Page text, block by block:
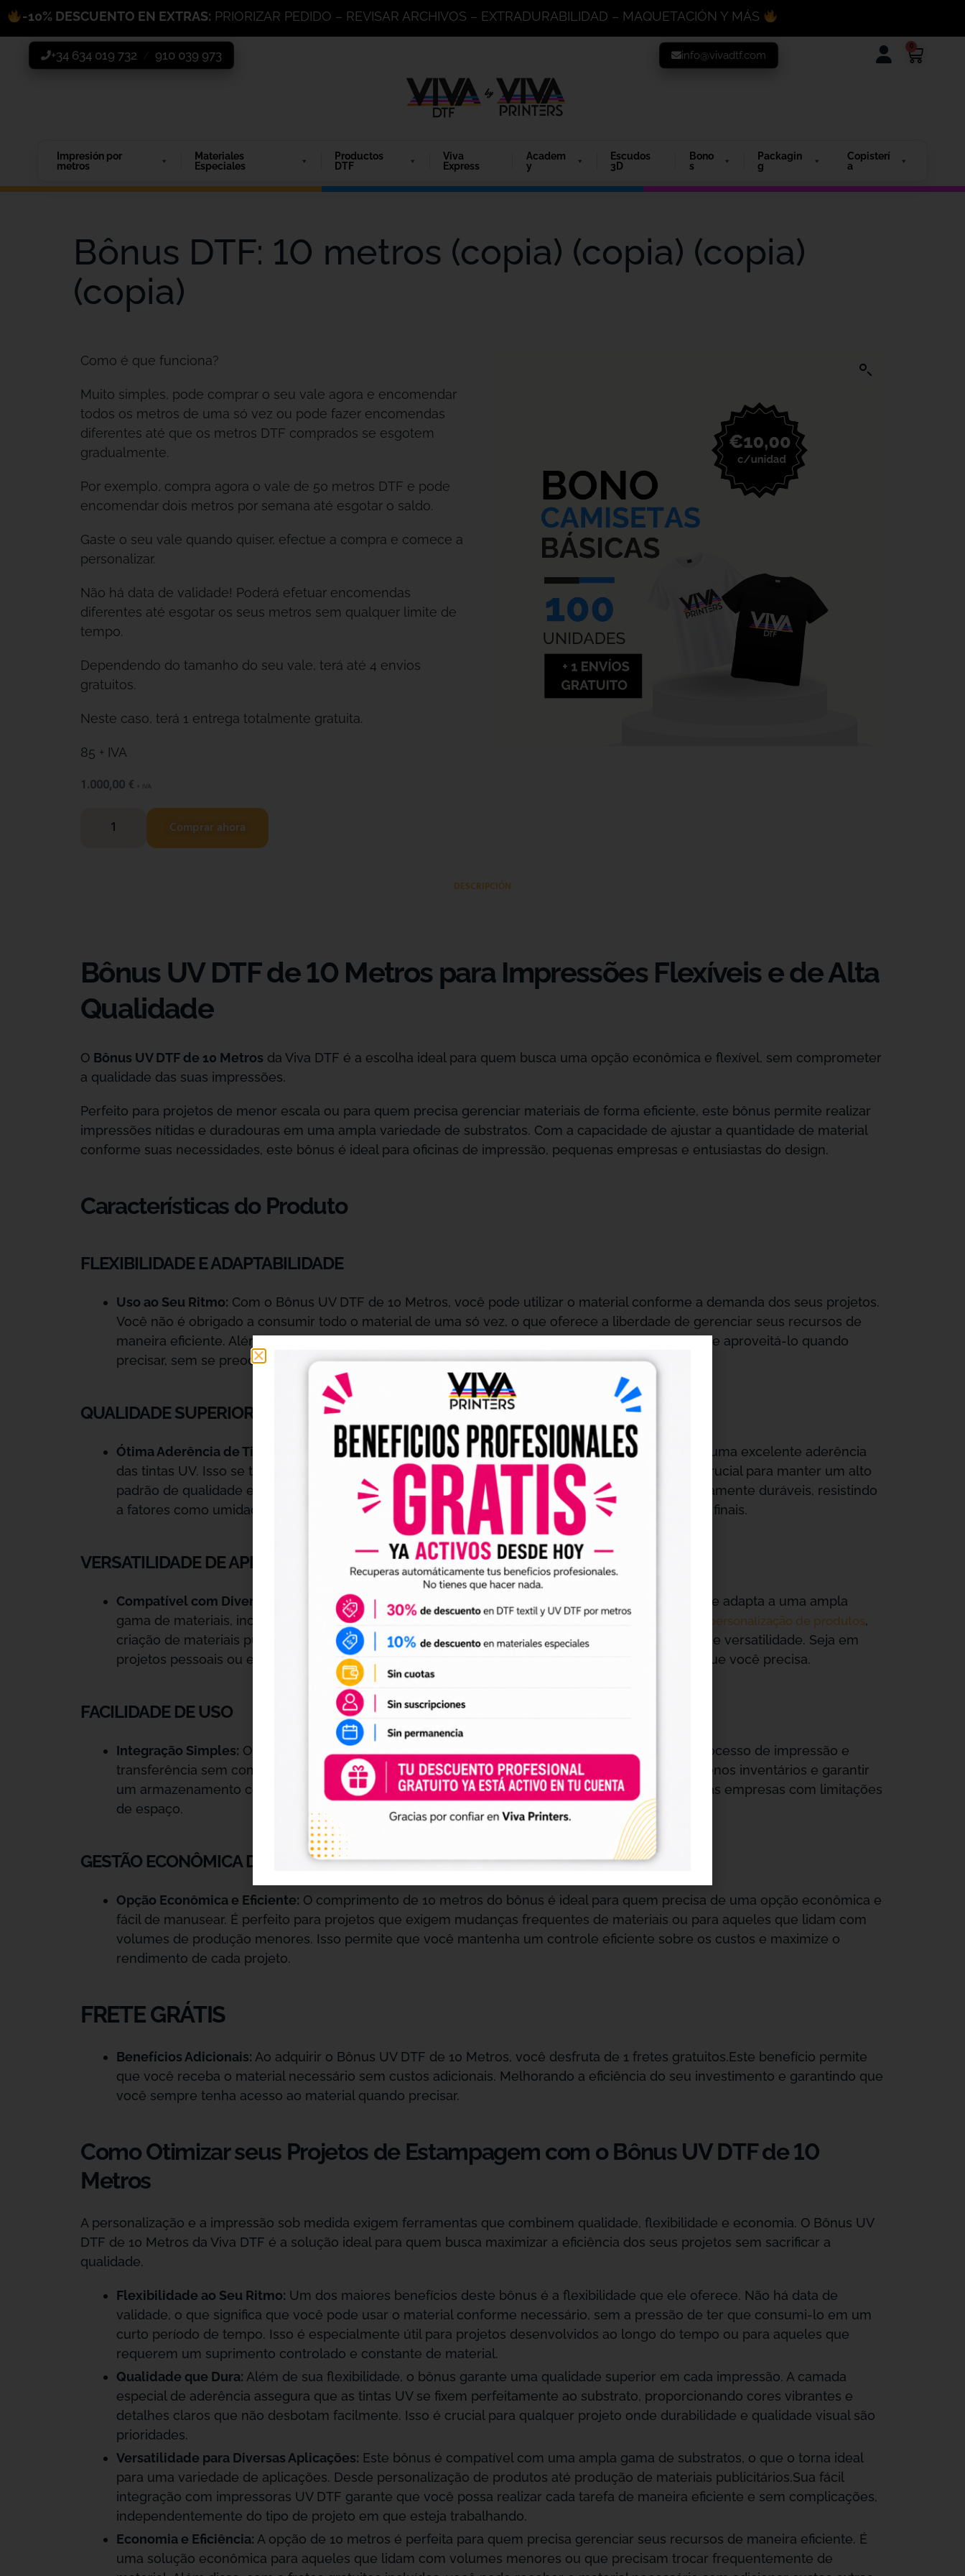
-10% DESCUENTO EN EXTRAS: PRIORIZAR PEDIDO – REVISAR ARCHIVOS – EXTRADURABILIDAD – MAQUETACIÓN Y MÁS
0
+34 634 019 732 910 039 973 info@vivadtf.com
Impresión por
metros
Materiales
Especiales
Productos
DTF
Viva
Express
Academ
y
Escudos
3D
Bono
s
Packagin
g
Copisterí
a
Bônus DTF: 10 metros (copia) (copia) (copia)
(copia)
Como é que funciona?
Muito simples, pode comprar o seu vale agora e encomendar
todos os metros de uma só vez ou pode fazer encomendas
diferentes até que os metros DTF comprados se esgotem
gradualmente.
Por exemplo, compra agora o vale de 50 metros DTF e pode
encomendar dois metros por semana até esgotar o saldo.
Gaste o seu vale quando quiser, efectue a compra e comece a
personalizar.
Não há data de validade! Poderá efetuar encomendas
diferentes até esgotar os seus metros sem qualquer limite de
tempo.
Dependendo do tamanho do seu vale, terá até 4 envios
gratuitos.
Neste caso, terá 1 entrega totalmente gratuita.
85 + IVA
1.000,00 € + IVA
Comprar ahora
DESCRIPCIÓN
Bônus UV DTF de 10 Metros para Impressões Flexíveis e de Alta
Qualidade
O Bônus UV DTF de 10 Metros da Viva DTF é a escolha ideal para quem busca uma opção econômica e flexível, sem comprometer
a qualidade das suas impressões.
Perfeito para projetos de menor escala ou para quem precisa gerenciar materiais de forma eficiente, este bônus permite realizar
impressões nítidas e duradouras em uma ampla variedade de substratos. Com a capacidade de ajustar a quantidade de material
conforme suas necessidades, este bônus é ideal para oficinas de impressão, pequenas empresas e entusiastas do design.
Características do Produto
FLEXIBILIDADE E ADAPTABILIDADE
Uso ao Seu Ritmo: Com o Bônus UV DTF de 10 Metros, você pode utilizar o material conforme a demanda dos seus projetos.
Você não é obrigado a consumir todo o material de uma só vez, o que oferece a liberdade de gerenciar seus recursos de
maneira eficiente. Além disso, este bônus não tem data de validade, o que significa que você pode aproveitá-lo quando
precisar, sem se preocupar com desperdício.
QUALIDADE SUPERIOR NA IMPRESSÃO
Ótima Aderência de Tintas UV:
Este material é fabricado com uma camada especial que garante uma excelente aderência
das tintas UV. Isso se traduz em cores vibrantes e detalhes nítidos em cada impressão, o que é crucial para manter um alto
padrão de qualidade em seus trabalhos.Além disso, as impressões feitas com este bônus são altamente duráveis, resistindo
a fatores como umidade, desgaste e exposição à luz, o que prolonga a vida útil de seus produtos finais.
VERSATILIDADE DE APLICAÇÃO
Compatível com Diversos Substratos:O Bônus UV DTF de 10 Metros é extremamente versátil e se adapta a uma ampla
gama de materiais, incluindo têxteis, plásticos e metais.Isso o torna uma ferramenta ideal para a
personalização de produtos,
criação de materiais publicitários e outros projetos que exigem uma impressão de alta qualidade e versatilidade. Seja em
projetos pessoais ou em uma produção em pequena escala, este bônus oferece a flexibilidade que você precisa.
FACILIDADE DE USO
Integração Simples: O material se integra facilmente com impressoras UV DTF, facilitando um processo de impressão e
transferência sem complicações.Seu comprimento de 10 metros é perfeito para gerenciar pequenos inventários e garantir
um armazenamento compacto. O que é especialmente útil para oficinas de impressão e pequenas empresas com limitações
de espaço.
GESTÃO ECONÔMICA DO MATERIAL
Opção Econômica e Eficiente: O comprimento de 10 metros do bônus é ideal para quem precisa de uma opção econômica e
fácil de manusear. É perfeito para projetos que exigem mudanças frequentes de materiais ou para aqueles que lidam com
volumes de produção menores. Isso permite que você mantenha um controle eficiente sobre os custos e maximize o
rendimento de cada projeto.
FRETE GRÁTIS
Benefícios Adicionais: Ao adquirir o Bônus UV DTF de 10 Metros, você desfruta de 1 fretes gratuitos.Este benefício permite
que você receba o material necessário sem custos adicionais. Melhorando a eficiência do seu investimento e garantindo que
você sempre tenha acesso ao material quando precisar.
Como Otimizar seus Projetos de Estampagem com o Bônus UV DTF de 10
Metros
A personalização e a impressão sob medida exigem ferramentas que combinem qualidade, flexibilidade e economia. O Bônus UV
DTF de 10 Metros da Viva DTF é a solução ideal para quem busca maximizar a eficiência dos seus projetos sem sacrificar a
qualidade.
Flexibilidade ao Seu Ritmo: Um dos maiores benefícios deste bônus é a flexibilidade que ele oferece. Não há data de
validade, o que significa que você pode usar o material conforme necessário, sem a pressão de ter que consumi-lo em um
curto período de tempo. Isso é especialmente útil para projetos desenvolvidos ao longo do tempo ou para aqueles que
requerem um suprimento controlado e constante de material.
Qualidade que Dura: Além de sua flexibilidade, o bônus garante uma qualidade superior em cada impressão. A camada
especial de aderência assegura que as tintas UV se fixem perfeitamente ao substrato, proporcionando cores vibrantes e
detalhes claros que não desbotam facilmente. Isso é crucial para qualquer projeto onde durabilidade e qualidade visual são
prioridades.
Versatilidade para Diversas Aplicações: Este bônus é compatível com uma ampla gama de substratos, o que o torna ideal
para uma variedade de aplicações. Desde personalização de produtos até produção de materiais publicitários.Sua fácil
integração com impressoras UV DTF garante que você possa realizar cada tarefa de maneira eficiente e sem complicações,
independentemente do tipo de projeto em que esteja trabalhando.
Economia e Eficiência: A opção de 10 metros é perfeita para quem precisa gerenciar seus recursos de maneira eficiente. É
uma solução econômica para aqueles que lidam com volumes menores ou que precisam trocar frequentemente de